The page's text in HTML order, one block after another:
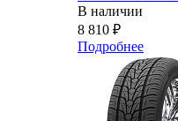
В наличии
8 810 ₽
Подробнее